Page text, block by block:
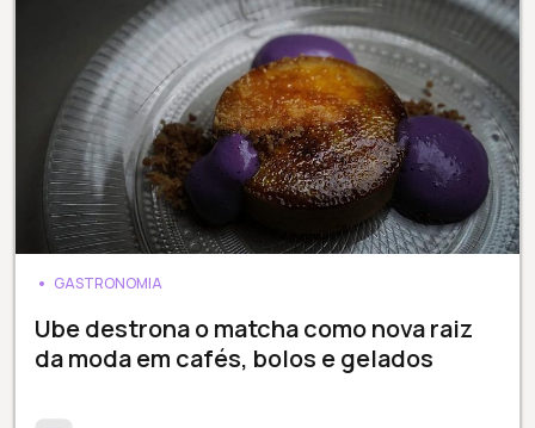
GASTRONOMIA
Ube destrona o matcha como nova raiz
da moda em cafés, bolos e gelados